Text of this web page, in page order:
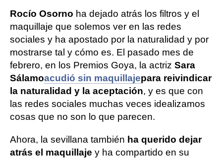
Rocío Osorno ha dejado atrás los filtros y el
maquillaje que solemos ver en las redes
sociales y ha apostado por la naturalidad y por
mostrarse tal y cómo es. El pasado mes de
febrero, en los Premios Goya, la actriz Sara
Sálamoacudió sin maquillajepara reivindicar
la naturalidad y la aceptación, y es que con
las redes sociales muchas veces idealizamos
cosas que no son lo que parecen.
Ahora, la sevillana también ha querido dejar
atrás el maquillaje y ha compartido en su